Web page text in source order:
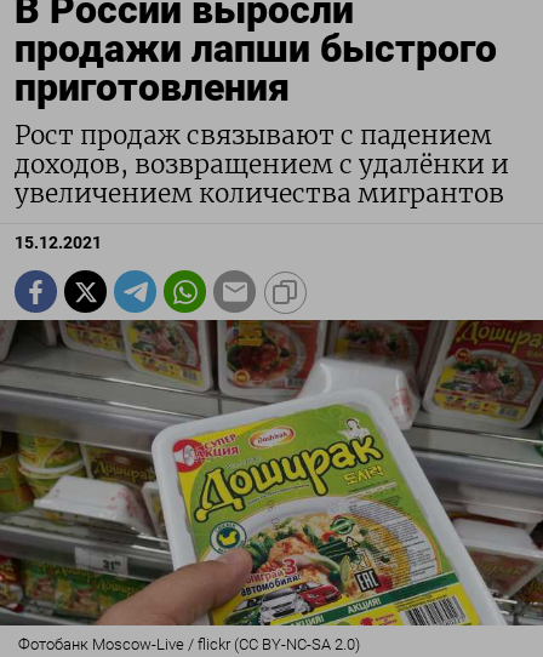
В России выросли
продажи лапши быстрого
приготовления
Рост продаж связывают с падением
доходов, возвращением с удалёнки и
увеличением количества мигрантов
15.12.2021
Фотобанк Moscow-Live / flickr (CC BY-NC-SA 2.0)